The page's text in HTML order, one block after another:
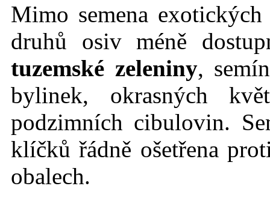
Mimo semena
druhů osiv méně
tuzemské zeleniny,
bylinek, okrasných
podzimních cibulovin.
klíčků řádně ošetřena
obalech.